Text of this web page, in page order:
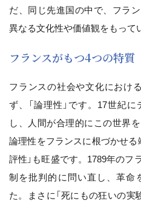
だ、同じ先進国の中で、フラ
異なる文化性や価値観をもって
フランスがもつ4つの特質
フランスの社会や文化におけ
ず、「論理性」です。17世紀
し、人間が合理的にこの世界
論理性をフランスに根づかせる
評性」も旺盛です。1789年の
制を批判的に問い直し、革命
た。まさに「死にもの狂いの実